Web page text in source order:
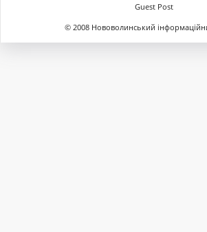
Guest Post
© 2008 Нововолинський